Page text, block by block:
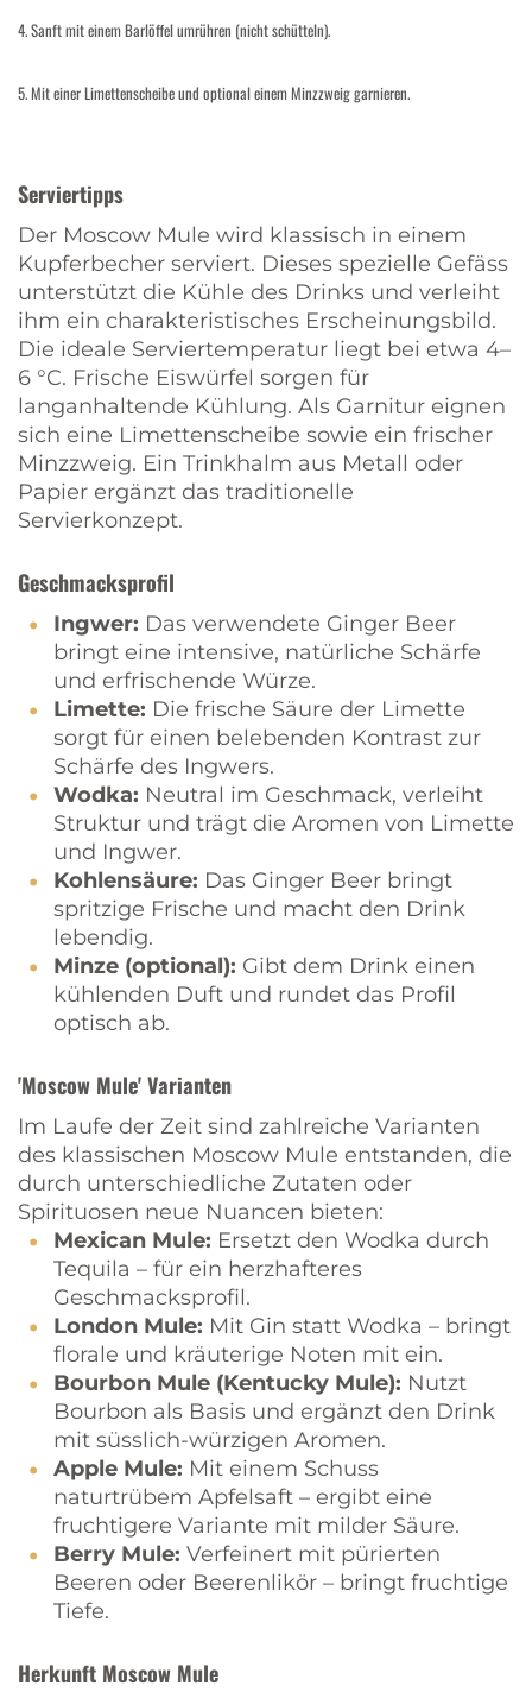
4. Sanft mit einem Barlöffel umrühren (nicht schütteln).
5. Mit einer Limettenscheibe und optional einem Minzzweig garnieren.
Serviertipps
Der Moscow Mule wird klassisch in einem
Kupferbecher serviert. Dieses spezielle Gefäss
unterstützt die Kühle des Drinks und verleiht
ihm ein charakteristisches Erscheinungsbild.
Die ideale Serviertemperatur liegt bei etwa 4–
6 °C. Frische Eiswürfel sorgen für
langanhaltende Kühlung. Als Garnitur eignen
sich eine Limettenscheibe sowie ein frischer
Minzzweig. Ein Trinkhalm aus Metall oder
Papier ergänzt das traditionelle
Servierkonzept.
Geschmacksprofil
Ingwer: Das verwendete Ginger Beer
bringt eine intensive, natürliche Schärfe
und erfrischende Würze.
Limette: Die frische Säure der Limette
sorgt für einen belebenden Kontrast zur
Schärfe des Ingwers.
Wodka: Neutral im Geschmack, verleiht
Struktur und trägt die Aromen von Limette
und Ingwer.
Kohlensäure: Das Ginger Beer bringt
spritzige Frische und macht den Drink
lebendig.
Minze (optional): Gibt dem Drink einen
kühlenden Duft und rundet das Profil
optisch ab.
'Moscow Mule' Varianten
Im Laufe der Zeit sind zahlreiche Varianten
des klassischen Moscow Mule entstanden, die
durch unterschiedliche Zutaten oder
Spirituosen neue Nuancen bieten:
Mexican Mule: Ersetzt den Wodka durch
Tequila – für ein herzhafteres
Geschmacksprofil.
London Mule: Mit Gin statt Wodka – bringt
florale und kräuterige Noten mit ein.
Bourbon Mule (Kentucky Mule): Nutzt
Bourbon als Basis und ergänzt den Drink
mit süsslich-würzigen Aromen.
Apple Mule: Mit einem Schuss
naturtrübem Apfelsaft – ergibt eine
fruchtigere Variante mit milder Säure.
Berry Mule: Verfeinert mit pürierten
Beeren oder Beerenlikör – bringt fruchtige
Tiefe.
Herkunft Moscow Mule